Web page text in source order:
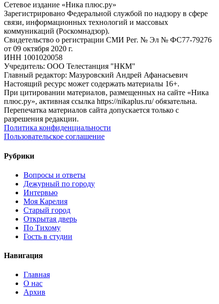
Сетевое издание «Ника плюс.ру»
Зарегистрировано Федеральной службой по надзору в сфере
связи, информационных технологий и массовых
коммуникаций (Роскомнадзор).
Свидетельство о регистрации СМИ Рег. № Эл № ФС77-79276
от 09 октября 2020 г.
ИНН 1001020058
Учредитель: ООО Телестанция "НКМ"
Главный редактор: Мазуровский Андрей Афанасьевич
Настоящий ресурс может содержать материалы 16+.
При цитировании материалов, размещенных на сайте «Ника
плюс.ру», активная ссылка https://nikaplus.ru/ обязательна.
Перепечатка материалов сайта допускается только с
разрешения редакции.
Политика конфиденциальности
Пользовательское соглашение
Рубрики
Вопросы и ответы
Дежурный по городу
Интервью
Моя Карелия
Старый город
Открытая дверь
По Тихому
Гость в студии
Навигация
Главная
О нас
Архив